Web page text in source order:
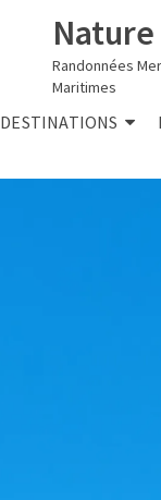
Randonnées
Maritimes
DESTINATIONS